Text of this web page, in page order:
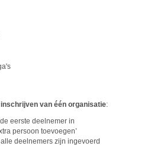
van één organisatie:
eerste deelnemer in
persoon toevoegen’
deelnemers zijn ingevoerd